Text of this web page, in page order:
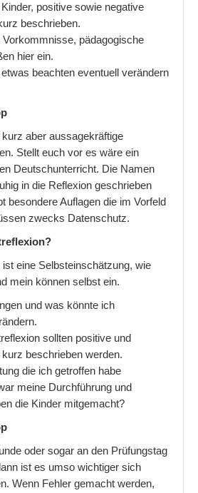
Malstile von Kindern!
und hat einen großen
Streit und diskutiert ohne Ende
essen
am Reden sind
Kind besser ins Bett
Spielstunde
Partnerschaft
Menschen
positive sowie negative
beschrieben.
pädagogische
hier ein.
beachten eventuell verändern
aber aussagekräftige
Stellt euch vor es wäre ein
Deutschunterricht. Die Namen
in die Reflexion geschrieben
besondere Auflagen die im Vorfeld
zwecks Datenschutz.
eine Selbsteinschätzung, wie
mein können selbst ein.
und was könnte ich
sollten positive und
beschrieben werden.
die ich getroffen habe
meine Durchführung und
die Kinder mitgemacht?
oder sogar an den Prüfungstag
ist es umso wichtiger sich
Wenn Fehler gemacht werden,